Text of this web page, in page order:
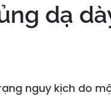
dạ
nguy kịch do